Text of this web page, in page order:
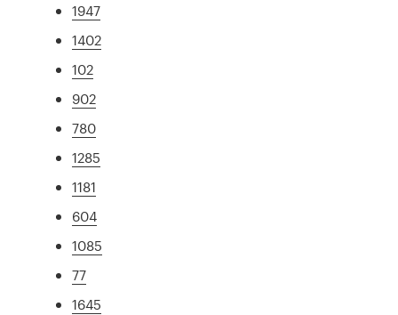
1947
1402
102
902
780
1285
1181
604
1085
77
1645